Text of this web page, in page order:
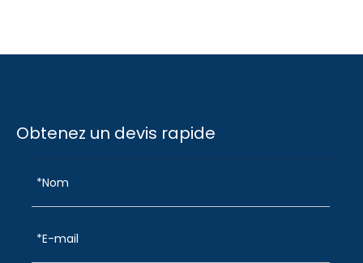
Obtenez un devis rapide